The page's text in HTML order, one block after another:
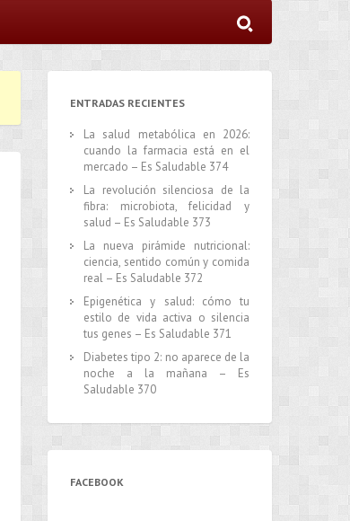
ENTRADAS RECIENTES
La salud metabólica en 2026:
cuando la farmacia está en el
mercado – Es Saludable 374
La revolución silenciosa de la
fibra: microbiota, felicidad y
salud – Es Saludable 373
La nueva pirámide nutricional:
ciencia, sentido común y comida
real – Es Saludable 372
Epigenética y salud: cómo tu
estilo de vida activa o silencia
tus genes – Es Saludable 371
Diabetes tipo 2: no aparece de la
noche a la mañana – Es
Saludable 370
FACEBOOK